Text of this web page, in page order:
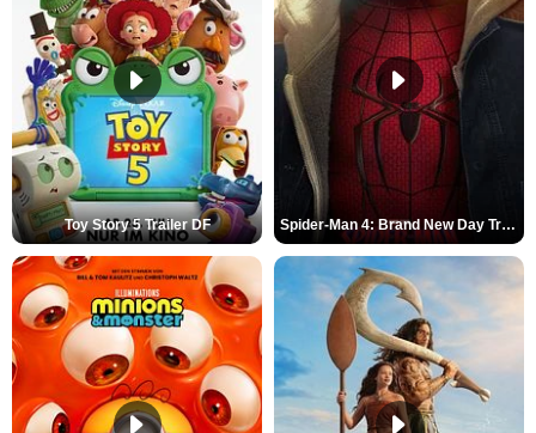
Toy Story 5 Trailer DF Spider-Man 4: Brand New Day Trailer (3) DF